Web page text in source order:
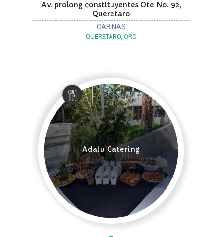
Av. prolong constituyentes Ote No. 92,
Queretaro
CABINAS
QUERETARO, QRO
Adalu Catering